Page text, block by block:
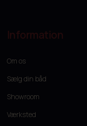
Information
Om os
Sælg din båd
Showroom
Værksted